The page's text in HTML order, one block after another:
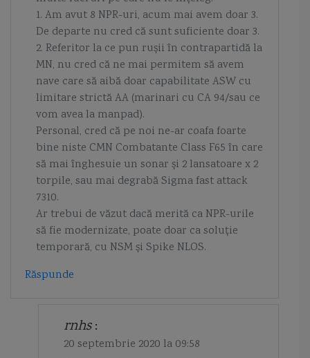
1. Am avut 8 NPR-uri, acum mai avem doar 3.
De departe nu cred că sunt suficiente doar 3.
2. Referitor la ce pun rușii în contrapartidă la
MN, nu cred că ne mai permitem să avem
nave care să aibă doar capabilitate ASW cu
limitare strictă AA (marinari cu CA 94/sau ce
vom avea la manpad).
Personal, cred că pe noi ne-ar coafa foarte
bine niste CMN Combatante Class F65 în care
să mai înghesuie un sonar și 2 lansatoare x 2
torpile, sau mai degrabă Sigma fast attack
7310.
Ar trebui de văzut dacă merită ca NPR-urile
să fie modernizate, poate doar ca soluție
temporară, cu NSM și Spike NLOS.
Răspunde
rnhs :
20 septembrie 2020 la 09:58